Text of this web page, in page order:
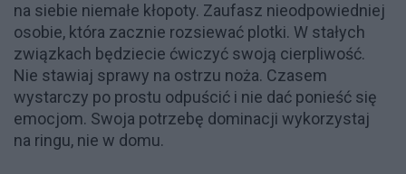
na siebie niemałe kłopoty. Zaufasz nieodpowiedniej
osobie, która zacznie rozsiewać plotki. W stałych
związkach będziecie ćwiczyć swoją cierpliwość.
Nie stawiaj sprawy na ostrzu noża. Czasem
wystarczy po prostu odpuścić i nie dać ponieść się
emocjom. Swoja potrzebę dominacji wykorzystaj
na ringu, nie w domu.